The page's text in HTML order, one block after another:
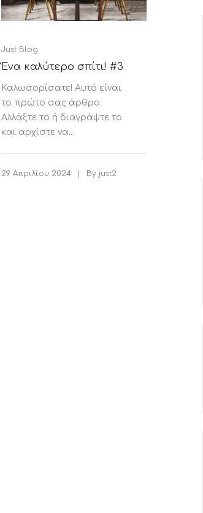
ΒΙΒΛΙΟΘΗΚΕΣ
Σετ Κρεβατοκάμαρας
DIMSTEL
Τραπέζια
Καρεκλάκια
Reception
Καναπέδες
Ξαπλώστρες
Κούνιες - φωλιές
Just Blog
Ένα καλύτερο σπίτι! #3
Καλωσορίσατε! Αυτό είναι
το πρώτο σας άρθρο.
Αλλάξτε το ή διαγράψτε το
και αρχίστε να...
29 Απριλίου 2024 By just2